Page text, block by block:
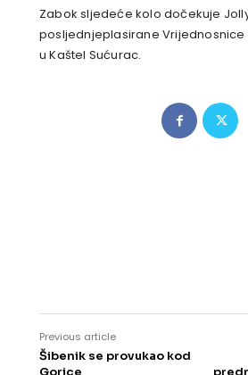
Zabok sljedeće kolo dočekuje
posljednjeplasirane
u Kaštel Sućurac.
Previous article
Šibenik se provukao kod